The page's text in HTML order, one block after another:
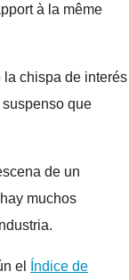
à la même
la chispa de interés
que
de un
muchos
el
Índice de